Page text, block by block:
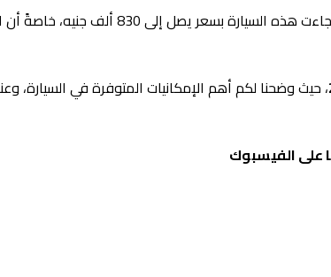
لقد تم طرح هذه السيارة في السوق المصري بسعر تنافسي، حيث
، حيث وضحنا لكم أهم الإمكانيات المتوفرة في السيارة،
على الفيسبوك